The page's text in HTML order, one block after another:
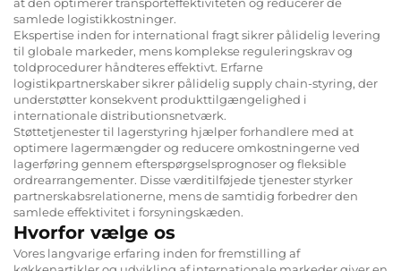
samlede logistikkostninger.
Ekspertise inden for international fragt sikrer pålidelig levering
til globale markeder, mens komplekse reguleringskrav og
toldprocedurer håndteres effektivt. Erfarne
logistikpartnerskaber sikrer pålidelig supply chain-styring, der
understøtter konsekvent produkttilgængelighed i
internationale distributionsnetværk.
Støttetjenester til lagerstyring hjælper forhandlere med at
optimere lagermængder og reducere omkostningerne ved
lagerføring gennem efterspørgselsprognoser og fleksible
ordrearrangementer. Disse værditilføjede tjenester styrker
partnerskabsrelationerne, mens de samtidig forbedrer den
samlede effektivitet i forsyningskæden.
Hvorfor vælge os
Vores langvarige erfaring inden for fremstilling af